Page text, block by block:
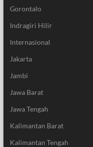
Gorontalo
Indragiri Hilir
Internasional
Jakarta
Jambi
Jawa Barat
Jawa Tengah
Kalimantan Barat
Kalimantan Tengah